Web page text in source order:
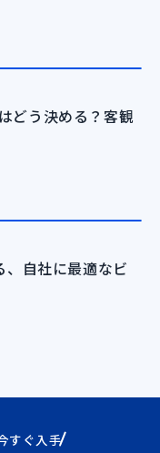
どう決める？客観
、自社に最適なビ
すぐ入手